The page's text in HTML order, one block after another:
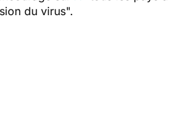
du virus".